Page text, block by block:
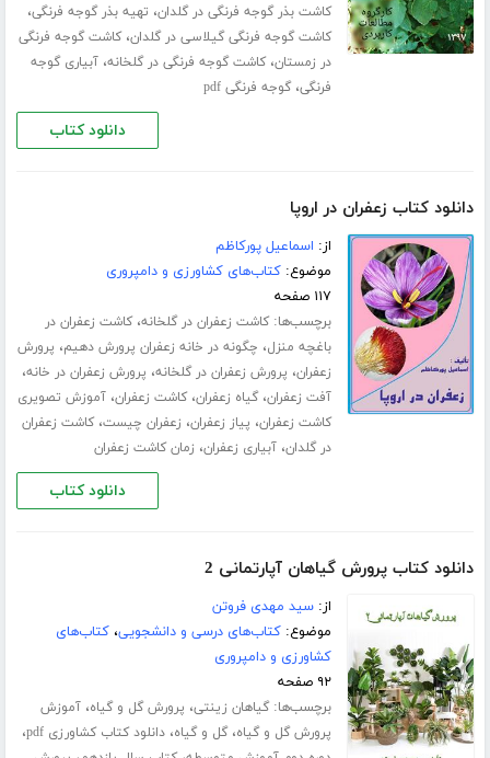
کاشت بذر گوجه فرنگی در گلدان، تهیه بذر گوجه فرنگی،
کاشت گوجه فرنگی گیلاسی در گلدان،کاشت گوجه فرنگی
در زمستان،کاشت گوجه فرنگی در گلخانه،آبیاری گوجه
فرنگی،گوجه فرنگی pdf
دانلود کتاب
دانلود کتاب زعفران در اروپا
از: اسماعیل پورکاظم
موضوع:کتاب‌های کشاورزی و دامپروری
۱۱۷ صفحه
برچسب‌ها:کاشت زعفران در گلخانه،کاشت زعفران در
باغچه منزل، چگونه در خانه زعفران پرورش دهیم، پرورش
زعفران، پرورش زعفران در گلخانه، پرورش زعفران در خانه،
آفت زعفران،گیاه زعفران،کاشت زعفران،آموزش تصویری
کاشت زعفران، پیاز زعفران، زعفران چیست،کاشت زعفران
در گلدان،آبیاری زعفران، زمان کاشت زعفران
دانلود کتاب
دانلود کتاب پرورش گیاهان آپارتمانی 2
از:سید مهدی فروتن
موضوع:کتاب‌های درسی و دانشجویی،کتاب‌های
کشاورزی و دامپروری
۹۲ صفحه
برچسب‌ها:گیاهان زینتی، پرورش گل و گیاه،آموزش
پرورش گل و گیاه،گل و گیاه،دانلود کتاب کشاورزی pdf ،